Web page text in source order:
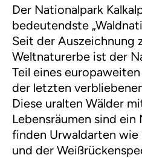
Der Nationalpark
bedeutendste
Seit der Auszeichnung
Weltnaturerbe ist der
Teil eines
der letzten
Diese uralten Wälder
Lebensräumen sind
finden Urwaldarten
und der